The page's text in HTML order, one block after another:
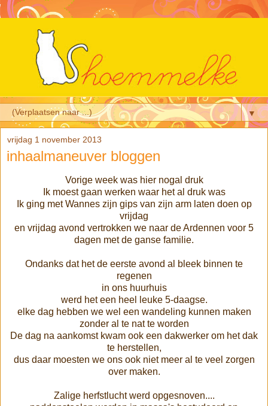
▼
vrijdag 1 november 2013
inhaalmaneuver bloggen
Vorige week was hier nogal druk
Ik moest gaan werken waar het al druk was
Ik ging met Wannes zijn gips van zijn arm laten doen op
vrijdag
en vrijdag avond vertrokken we naar de Ardennen voor 5
dagen met de ganse familie.
Ondanks dat het de eerste avond al bleek binnen te
regenen
in ons huurhuis
werd het een heel leuke 5-daagse.
elke dag hebben we wel een wandeling kunnen maken
zonder al te nat te worden
De dag na aankomst kwam ook een dakwerker om het dak
te herstellen,
dus daar moesten we ons ook niet meer al te veel zorgen
over maken.
Zalige herfstlucht werd opgesnoven....